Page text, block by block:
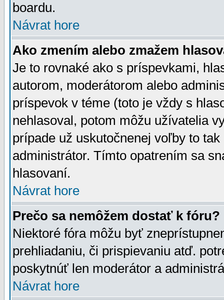
boardu.
Návrat hore
Ako zmením alebo zmažem
Je to rovnaké ako s príspevkami,
autorom, moderátorom alebo
príspevok v téme (toto je vždy s
nehlasoval, potom môžu užívatelia
prípade už uskutočnenej voľby to
administrátor. Tímto opatrením sa
hlasovaní.
Návrat hore
Prečo sa nemôžem dostať k fóru?
Niektoré fóra môžu byť
prehliadaniu, či prispievaniu atď.
poskytnúť len moderátor a
Návrat hore